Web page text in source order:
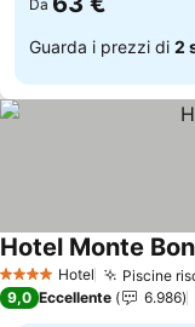
Da
Guarda i prezzi di 2
4 Stelle Hotel Piscine
Hotel Monte
9,0 Eccellente 6.986